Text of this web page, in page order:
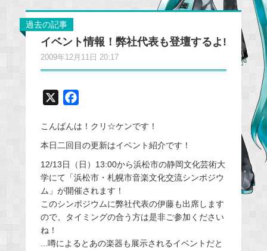
過去の記事
イベント情報！弊社代表も登壇するよ!
2009年12月11日 20:17
c
e
b
o
o
k
こんばんは！クリ☆ケンです！
本日二回目の更新はイベント紹介です！
12/13日（日）13:00から浜松市の静岡文化芸術大
学にて「浜松市・札幌市音楽文化交流シンポジウ
ム」が開催されます！
このシンポジウムに弊社代表の伊藤も出席します
ので、タイミングの合う方は是非ご参加ください
ね！
...噂によるとあの楽器も展示されるイベントだと